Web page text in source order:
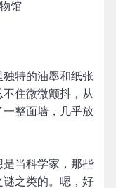
馆
特的油墨和纸张
住微微颤抖，从
整面墙，几乎放
当科学家，那些
之类的。嗯，好